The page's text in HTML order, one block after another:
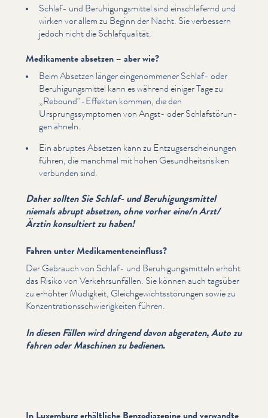
Schlaf- und Beruhi­gungsmit­tel sind ein­schläfer­nd und
wirken vor allem zu Beginn der Nacht. Sie verbessern
jedoch nicht die Schlafqual­ität.
Medikamente absetzen – aber wie?
Beim Absetzen länger ein­genommen­er Schlaf- oder
Beruhi­gungsmit­tel kann es während einiger Tage zu
„Rebound“-Effekten kommen, die den
Ursprungssymp­tomen von Angst- oder Schlaf­störun­
gen ähneln.
Ein abruptes Absetzen kann zu Entzugser­schei­n­un­gen
führen, die manchmal mit hohen Gesund­heit­srisiken
verbunden sind.
Daher sollten Sie Schlaf- und Beruhi­gungsmit­tel
niemals abrupt absetzen, ohne vorher eine/​n Arzt/​
Ärztin konsultiert zu haben!
Fahren unter Medikamenteneinfluss?
Der Gebrauch von Schlaf- und Beruhi­gungsmit­teln erhöht
das Risiko von Verkehrsun­fällen. Sie können auch tagsüber
zu erhöhter Müdigkeit, Gle­ichgewichtsstörun­gen sowie zu
Konzen­tra­tionss­chwierigkeit­en führen.
In diesen Fällen wird dringend davon abgeraten, Auto zu
fahren oder Maschinen zu bedienen.
In Luxemburg erhältliche Benzodiazepine und verwandte